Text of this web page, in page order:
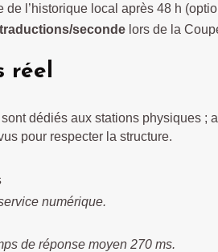
de l’historique local après 48 h
seconde lors de la
réel
dédiés aux stations physiques ;
pour respecter la structure.
numérique.
de réponse moyen 270 ms.